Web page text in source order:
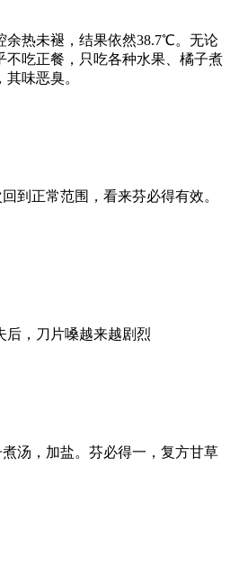
余热未褪，结果依然38.7℃。无论
不吃正餐，只吃各种水果、橘子煮
味恶臭。
到正常范围，看来芬必得有效。
后，刀片嗓越来越剧烈
汤，加盐。芬必得一，复方甘草